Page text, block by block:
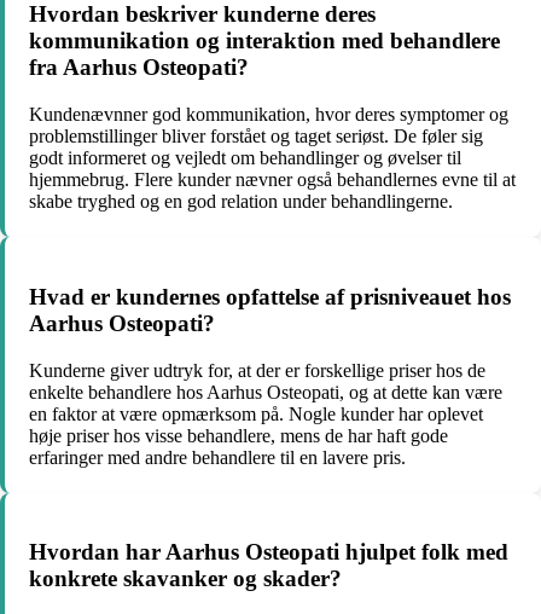
Hvordan beskriver kunderne deres
kommunikation og interaktion med behandlere
fra Aarhus Osteopati?
Kundenævnner god kommunikation, hvor deres symptomer og
problemstillinger bliver forstået og taget seriøst. De føler sig
godt informeret og vejledt om behandlinger og øvelser til
hjemmebrug. Flere kunder nævner også behandlernes evne til at
skabe tryghed og en god relation under behandlingerne.
Hvad er kundernes opfattelse af prisniveauet hos
Aarhus Osteopati?
Kunderne giver udtryk for, at der er forskellige priser hos de
enkelte behandlere hos Aarhus Osteopati, og at dette kan være
en faktor at være opmærksom på. Nogle kunder har oplevet
høje priser hos visse behandlere, mens de har haft gode
erfaringer med andre behandlere til en lavere pris.
Hvordan har Aarhus Osteopati hjulpet folk med
konkrete skavanker og skader?